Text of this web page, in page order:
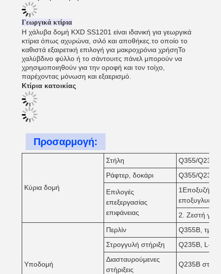
Γεωργικά κτίρια
Η χάλυβα δομή KXD SS1201 είναι ιδανική για γεωργικά
κτίρια όπως αχυρώνα, σιλό και αποθήκες.το οποίο το
καθιστά εξαιρετική επιλογή για μακροχρόνια χρήσηΤο
χαλύβδινο φύλλο ή το σάντουιτς πάνελ μπορούν να
χρησιμοποιηθούν για την οροφή και τον τοίχο,
παρέχοντας μόνωση και εξαερισμό.
Κτίρια κατοικίας
Προσαρμογή:
Κύρια δομή
Στήλη
Q355/Q235
Ράφτερ, δοκάρι
Q355/Q235
Επιλογές
επεξεργασίας
επιφάνειας
εποξυγλυκό
2. Ζεστή
Υποδομή
Περλίν
Q355B,
Στρογγυλή στήριξη
Q235B, L-
Διασταυρούμενες
στήριξεις
Q235B